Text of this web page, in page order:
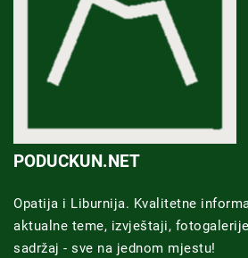
PODUCKUN.NET
Opatija i Liburnija. Kvalitetne
aktualne teme, izvještaji,
sadržaj - sve na jednom mjestu!